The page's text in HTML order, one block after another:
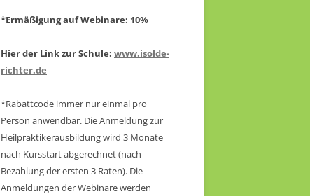
*Ermäßigung auf Webinare: 10%
Hier der Link zur Schule: www.isolde-
richter.de
*Rabattcode immer nur einmal pro
Person anwendbar. Die Anmeldung zur
Heilpraktikerausbildung wird 3 Monate
nach Kursstart abgerechnet(nach
Bezahlung der ersten 3 Raten). Die
Anmeldungen der Webinare werden